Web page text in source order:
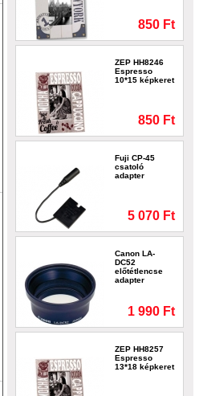
850 Ft
ZEP HH8246
Espresso
10*15 képkeret
850 Ft
Fuji CP-45
csatoló
adapter
5 070 Ft
Canon LA-
DC52
előtétlencse
adapter
1 990 Ft
ZEP HH8257
Espresso
13*18 képkeret